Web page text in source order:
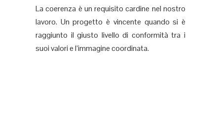
La coerenza è un requisito cardine nel nostro
lavoro. Un progetto è vincente quando si è
raggiunto il giusto livello di conformità tra i
suoi valori e l’immagine coordinata.